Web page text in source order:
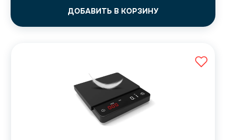
ДОБАВИТЬ В КОРЗИНУ